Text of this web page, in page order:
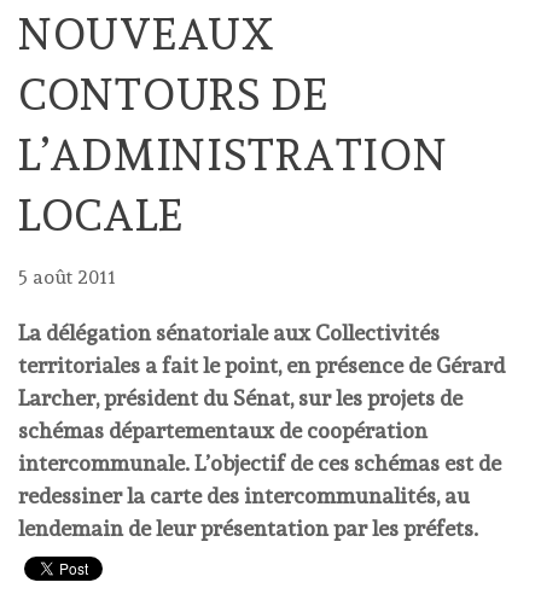
NOUVEAUX
CONTOURS DE
L’ADMINISTRATION
LOCALE
5 août 2011
La délégation sénatoriale aux Collectivités
territoriales a fait le point, en présence de Gérard
Larcher, président du Sénat, sur les projets de
schémas départementaux de coopération
intercommunale. L’objectif de ces schémas est de
redessiner la carte des intercommunalités, au
lendemain de leur présentation par les préfets.